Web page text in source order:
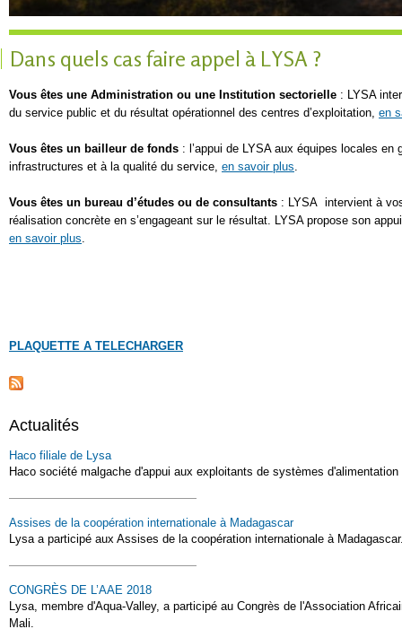
Dans quels cas faire appel à LYSA ?
Vous êtes une Administration ou une Institution sectorielle : LYSA
du service public et du résultat opérationnel des centres d’exploitation, en
Vous êtes un bailleur de fonds : l’appui de LYSA aux équipes locales
infrastructures et à la qualité du service, en savoir plus
Vous êtes un bureau d’études ou de consultants : LYSA intervient à
réalisation concrète en s’engageant sur le résultat. LYSA propose son
en savoir plus
PLAQUETTE A TELECHARGER
Actualités
Haco filiale de Lysa
Haco société malgache d'appui aux exploitants de systèmes
Assises de la coopération internationale à Madagascar
Lysa a participé aux Assises de la coopération internationale à
CONGRÈS DE L’AAE 2018
Lysa, membre d'Aqua-Valley, a participé au Congrès de l'Association
Mali.